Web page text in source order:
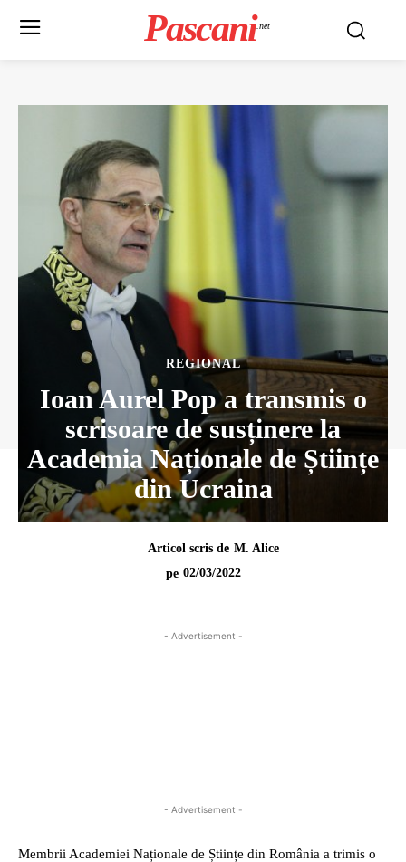
Pascani .net
REGIONAL
Ioan Aurel Pop a transmis o
scrisoare de susținere la
Academia Naționale de Științe
din Ucraina
Articol scris de M. Alice
pe 02/03/2022
- Advertisement -
- Advertisement -
Membrii Academiei Naționale de Științe din România a trimis o